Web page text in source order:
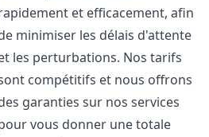
et efficacement, afin
minimiser les délais d'attente
les perturbations. Nos tarifs
compétitifs et nous offrons
garanties sur nos services
vous donner une totale